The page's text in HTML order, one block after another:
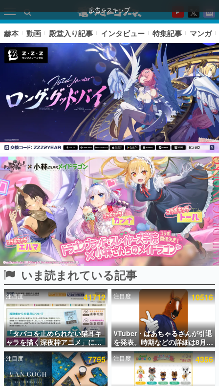
広告をスキップ
ピックアップ
電ファミのいま読まれている記事ランキング
アプリセール情報
インタビュー
連載・特集一覧
殿堂入り記事
SNS拡散数が数千以上！ ページビュー数万以上！ などな
ど。多くの人々に読まれた、電ファミ渾身の“殿堂入り”記
事をまとめました。
ゲームの企画書
名作ゲームクリエイターの方々に製作時のエピソードをお
聞きし、ヒットする企画（ゲーム）とは何か？を探ってい
きます。
赫本
この物語を解いてはいけない。『赫本』は、〈試験問題〉
の形をした短編ホラー小説集です。
赫本 動画 殿堂入り記事 インタビュー 特集記事 マンガ
いま読まれている記事
注目度 41712
「タバコを止められない猫耳キ
ャラを描く深夜枠アニメ」に視
聴者の一部から批判意見。違法
薬物の使用と思しき描写も含め
て、BPOが議論を交わす
注目度 10516
VTuber・ばあちゃるさんが引退
を発表。時期などの詳細は8月9
日15時からの配信で説明
注目度 7755 注目度 4356